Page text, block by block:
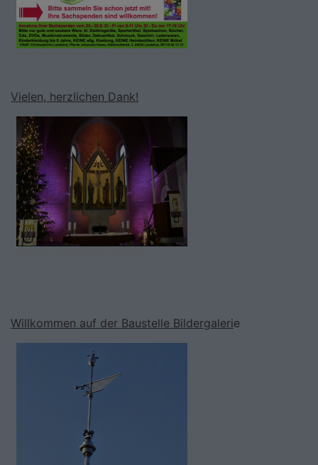
Vielen, herzlichen Dank!
Willkommen auf der Baustelle Bildergalerie